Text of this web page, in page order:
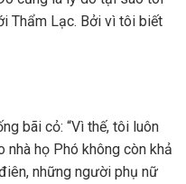
Thẩm Lạc. Bởi vì tôi biết
bãi cỏ: “Vì thế, tôi luôn
nhà họ Phó không còn khả
những người phụ nữ